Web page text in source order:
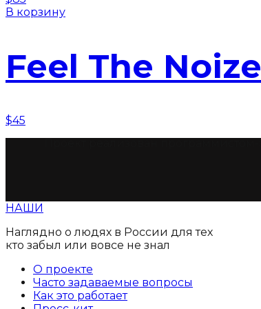
В корзину
Feel The Noize
$45
НАШИ
Наглядно о людях в России для тех
кто забыл или вовсе не знал
О проекте
Часто задаваемые вопросы
Как это работает